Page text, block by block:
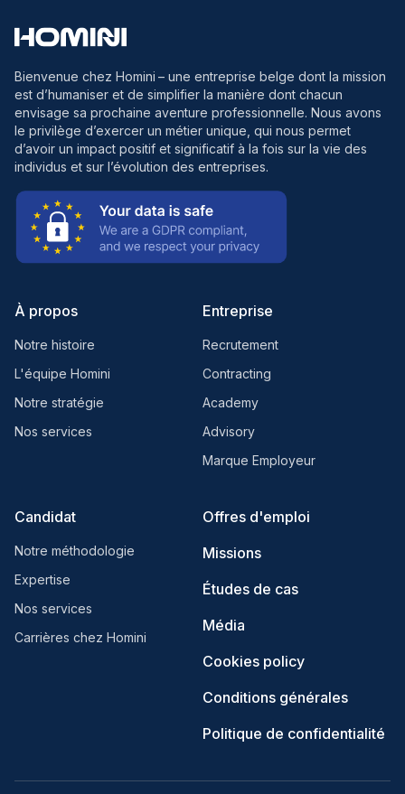
Bienvenue chez Homini – une entreprise belge dont la mission
est d’humaniser et de simplifier la manière dont chacun
envisage sa prochaine aventure professionnelle. Nous avons
le privilège d’exercer un métier unique, qui nous permet
d’avoir un impact positif et significatif à la fois sur la vie des
individus et sur l’évolution des entreprises.
À propos
Notre histoire
L'équipe Homini
Notre stratégie
Nos services
Entreprise
Recrutement
Contracting
Academy
Advisory
Marque Employeur
Candidat
Notre méthodologie
Expertise
Nos services
Carrières chez Homini
Offres d'emploi
Missions
Études de cas
Média
Cookies policy
Conditions générales
Politique de confidentialité